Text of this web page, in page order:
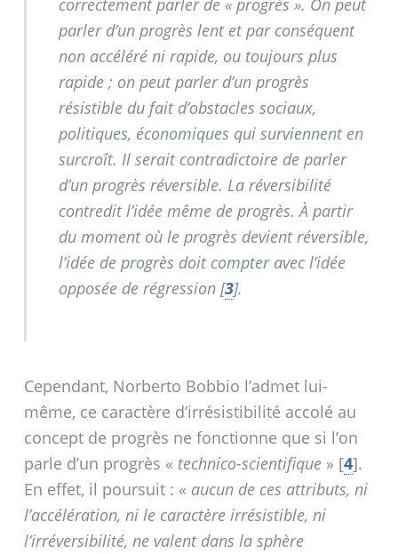
parler d’un progrès lent et par conséquent
non accéléré ni rapide, ou toujours plus
rapide ; on peut parler d’un progrès
résistible du fait d’obstacles sociaux,
politiques, économiques qui surviennent en
surcroît. Il serait contradictoire de parler
d’un progrès réversible. La réversibilité
contredit l’idée même de progrès. À partir
du moment où le progrès devient réversible,
l’idée de progrès doit compter avec l’idée
opposée de régression[3].
Cependant, Norberto Bobbio l’admet lui-
même, ce caractère d’irrésistibilité accolé au
concept de progrès ne fonctionne que si l’on
parle d’un progrès « technico-scientifique » [4].
En effet, il poursuit : « aucun de ces attributs, ni
l’accélération, ni le caractère irrésistible, ni
l’irréversibilité, ne valent dans la sphère